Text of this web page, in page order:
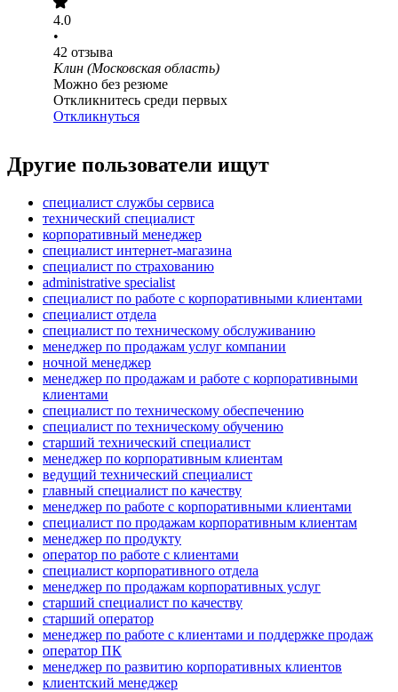
4.0
•
42 отзыва
Клин (Московская область)
Можно без резюме
Откликнитесь среди первых
Откликнуться
Другие пользователи ищут
специалист службы сервиса
технический специалист
корпоративный менеджер
специалист интернет-магазина
специалист по страхованию
administrative specialist
специалист по работе с корпоративными клиентами
специалист отдела
специалист по техническому обслуживанию
менеджер по продажам услуг компании
ночной менеджер
менеджер по продажам и работе с корпоративными
клиентами
специалист по техническому обеспечению
специалист по техническому обучению
старший технический специалист
менеджер по корпоративным клиентам
ведущий технический специалист
главный специалист по качеству
менеджер по работе с корпоративными клиентами
специалист по продажам корпоративным клиентам
менеджер по продукту
оператор по работе с клиентами
специалист корпоративного отдела
менеджер по продажам корпоративных услуг
старший специалист по качеству
старший оператор
менеджер по работе с клиентами и поддержке продаж
оператор ПК
менеджер по развитию корпоративных клиентов
клиентский менеджер